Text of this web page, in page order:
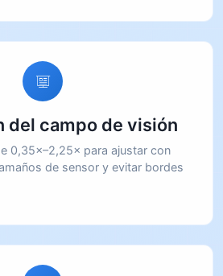
del campo de visión
0,35×–2,25× para ajustar con
de sensor y evitar bordes